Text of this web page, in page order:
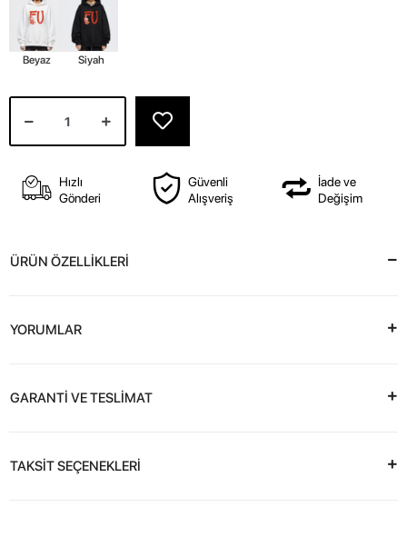
Beyaz Siyah
Hızlı
Gönderi
Güvenli
Alışveriş
İade ve
Değişim
ÜRÜN ÖZELLİKLERİ
YORUMLAR
GARANTİ VE TESLİMAT
TAKSİT SEÇENEKLERİ